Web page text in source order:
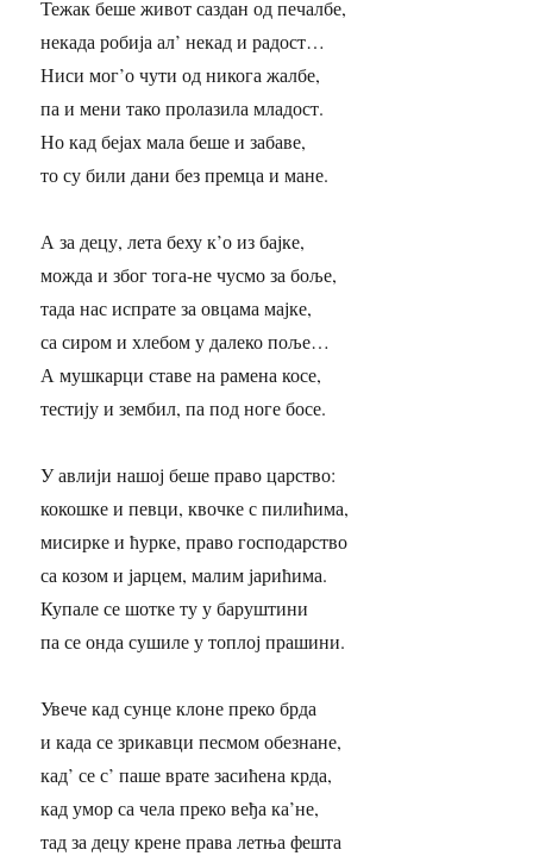
Тежак беше живот саздан од печалбе,
некада робија ал’ некад и радост…
Ниси мог’о чути од никога жалбе,
па и мени тако пролазила младост.
Но кад бејах мала беше и забаве,
то су били дани без премца и мане.
А за децу, лета беху к’о из бајке,
можда и због тога-не чусмо за боље,
тада нас испрате за овцама мајке,
са сиром и хлебом у далеко поље…
А мушкарци ставе на рамена косе,
тестију и зембил, па под ноге босе.
У авлији нашој беше право царство:
кокошке и певци, квочке с пилићима,
мисирке и ћурке, право господарство
са козом и јарцем, малим јарићима.
Купале се шотке ту у баруштини
па се онда сушиле у топлој прашини.
Увече кад сунце клоне преко брда
и када се зрикавци песмом обезнане,
кад’ се с’ паше врате засићена крда,
кад умор са чела преко веђа ка’не,
тад за децу крене права летња фешта